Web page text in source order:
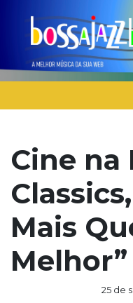
Cine na
Mais
Melhor”
25 de